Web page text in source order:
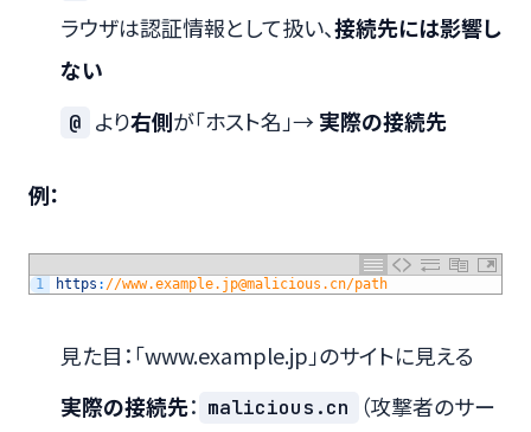
ラウザは認証情報として扱い、接続先には影響し
ない
@ より右側が「ホスト名」→ 実際の接続先
例：
1 https : //www.example.jp@malicious.cn/path
見た目：「www.example.jp」のサイトに見える
実際の接続先： malicious.cn
（攻撃者のサー